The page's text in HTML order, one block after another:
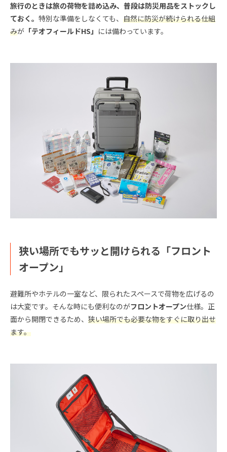
旅行のときは旅の荷物を詰め込み、普段は防災用品をストックし
ておく。 特別な準備をしなくても、 自然に防災が続けられる仕組
みが 「テオフィールドHS」 には備わっています。
狭い場所でもサッと開けられる「フロント
オープン」
避難所やホテルの一室など、限られたスペースで荷物を広げるの
は大変です。そんな時にも便利なのがフロントオープン仕様。正
面から開閉できるため、 狭い場所でも必要な物をすぐに取り出せ
ます。